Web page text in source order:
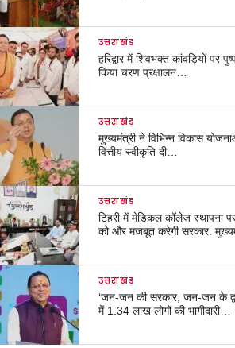
उत्तराखंड
हरिद्वार में शिवभक्त कांवड़ियों पर
किया चरण प्रक्षालन…
उत्तराखंड
मुख्यमंत्री ने विभिन्न विकास
वित्तीय स्वीकृति दी…
उत्तराखंड
टिहरी में मेडिकल कॉलेज स्थापना
को और मजबूत करेगी सरकार:
उत्तराखंड
‘जन-जन की सरकार, जन-जन के
में 1.34 लाख लोगों की भागीदारी…